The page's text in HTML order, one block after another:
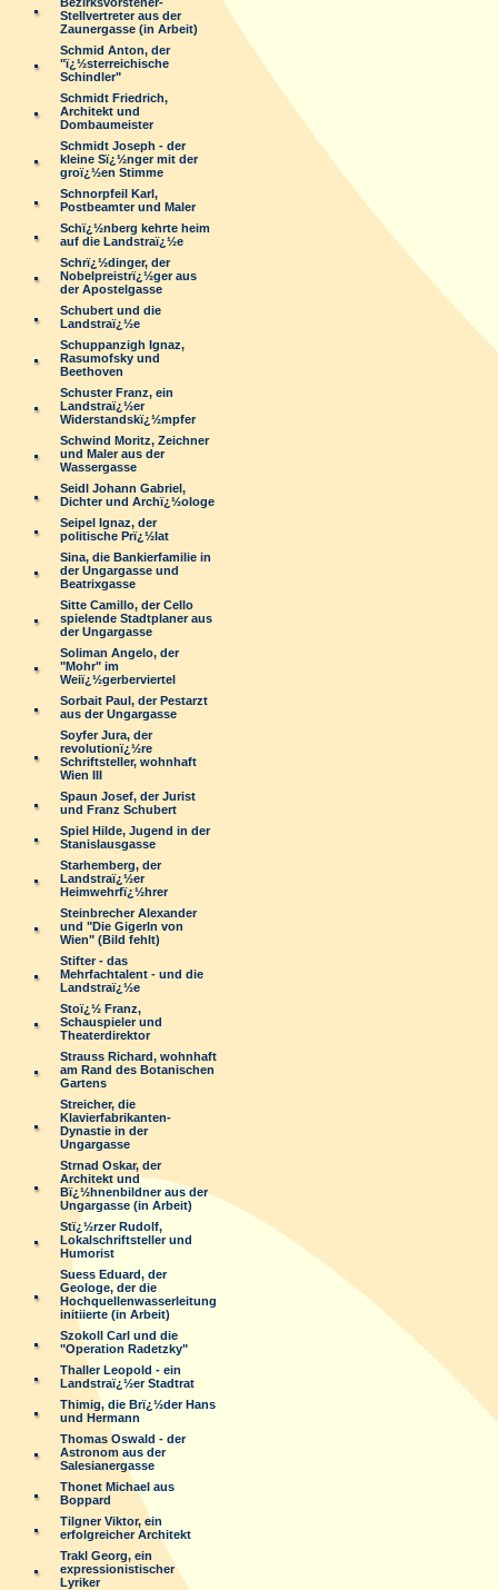
Stellvertreter aus der
Zaunergasse (in Arbeit)
Schmid Anton, der
"ï¿½sterreichische
Schindler"
Schmidt Friedrich,
Architekt und
Dombaumeister
Schmidt Joseph - der
kleine Sï¿½nger mit der
groï¿½en Stimme
Schnorpfeil Karl,
Postbeamter und Maler
Schï¿½nberg kehrte heim
auf die Landstraï¿½e
Schrï¿½dinger, der
Nobelpreistrï¿½ger aus
der Apostelgasse
Schubert und die
Landstraï¿½e
Schuppanzigh Ignaz,
Rasumofsky und
Beethoven
Schuster Franz, ein
Landstraï¿½er
Widerstandskï¿½mpfer
Schwind Moritz, Zeichner
und Maler aus der
Wassergasse
Seidl Johann Gabriel,
Dichter und Archï¿½ologe
Seipel Ignaz, der
politische Prï¿½lat
Sina, die Bankierfamilie in
der Ungargasse und
Beatrixgasse
Sitte Camillo, der Cello
spielende Stadtplaner aus
der Ungargasse
Soliman Angelo, der
"Mohr" im
Weiï¿½gerberviertel
Sorbait Paul, der Pestarzt
aus der Ungargasse
Soyfer Jura, der
revolutionï¿½re
Schriftsteller, wohnhaft
Wien III
Spaun Josef, der Jurist
und Franz Schubert
Spiel Hilde, Jugend in der
Stanislausgasse
Starhemberg, der
Landstraï¿½er
Heimwehrfï¿½hrer
Steinbrecher Alexander
und "Die Gigerln von
Wien" (Bild fehlt)
Stifter - das
Mehrfachtalent - und die
Landstraï¿½e
Stoï¿½ Franz,
Schauspieler und
Theaterdirektor
Strauss Richard, wohnhaft
am Rand des Botanischen
Gartens
Streicher, die
Klavierfabrikanten-
Dynastie in der
Ungargasse
Strnad Oskar, der
Architekt und
Bï¿½hnenbildner aus der
Ungargasse (in Arbeit)
Stï¿½rzer Rudolf,
Lokalschriftsteller und
Humorist
Suess Eduard, der
Geologe, der die
Hochquellenwasserleitung
initiierte (in Arbeit)
Szokoll Carl und die
"Operation Radetzky"
Thaller Leopold - ein
Landstraï¿½er Stadtrat
Thimig, die Brï¿½der Hans
und Hermann
Thomas Oswald - der
Astronom aus der
Salesianergasse
Thonet Michael aus
Boppard
Tilgner Viktor, ein
erfolgreicher Architekt
Trakl Georg, ein
expressionistischer
Lyriker